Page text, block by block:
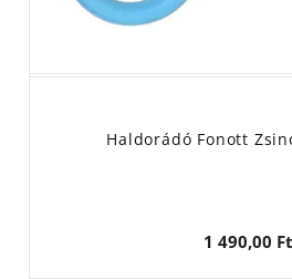
Haldorádó Fonott
1 490,00 Ft